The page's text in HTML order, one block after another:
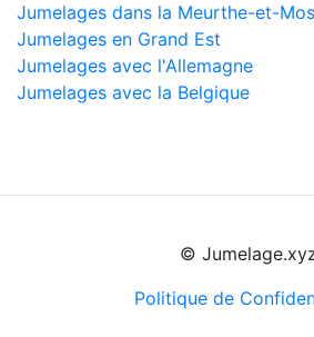
Jumelages dans la Meurthe-et-
Jumelages en Grand Est
Jumelages avec l'Allemagne
Jumelages avec la Belgique
©
Politique de